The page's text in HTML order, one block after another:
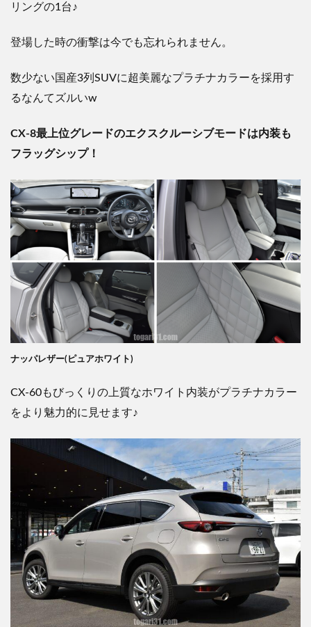
リングの1台♪
登場した時の衝撃は今でも忘れられません。
数少ない国産3列SUVに超美麗なプラチナカラーを採用す
るなんてズルいw
CX-8最上位グレードのエクスクルーシブモードは内装も
フラッグシップ！
ナッパレザー(ピュアホワイト)
CX-60もびっくりの上質なホワイト内装がプラチナカラー
をより魅力的に見せます♪